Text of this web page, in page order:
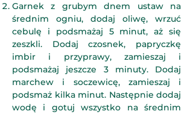
Garnek z grubym dnem ustaw na
średnim ogniu, dodaj oliwę, wrzuć
cebulę i podsmażaj 5 minut, aż się
zeszkli. Dodaj czosnek, papryczkę
imbir i przyprawy, zamieszaj i
podsmażaj jeszcze 3 minuty. Dodaj
marchew i soczewicę, zamieszaj i
podsmaż kilka minut. Następnie dodaj
wodę i gotuj wszystko na średnim